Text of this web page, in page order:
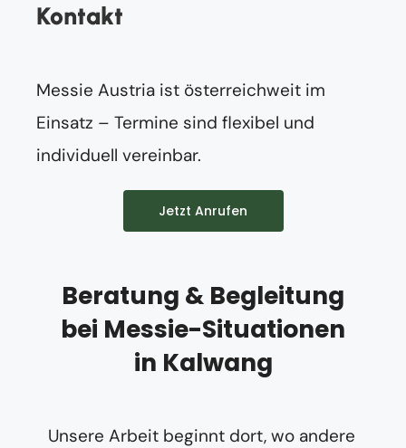
Kontakt
Messie Austria ist österreichweit im
Einsatz – Termine sind flexibel und
individuell vereinbar.
Jetzt Anrufen
Beratung & Begleitung
bei Messie-Situationen
in Kalwang
Unsere Arbeit beginnt dort, wo andere